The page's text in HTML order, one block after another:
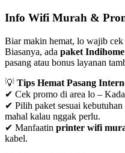
Info Wifi Murah &
Biar makin hemat, lo wajib cek
Biasanya, ada paket
pasang atau bonus layanan
💡 Tips Hemat Pasang
✔ Cek promo di area lo –
✔ Pilih paket sesuai
mahal kalau nggak perlu.
✔ Manfaatin printer wifi
kabel.